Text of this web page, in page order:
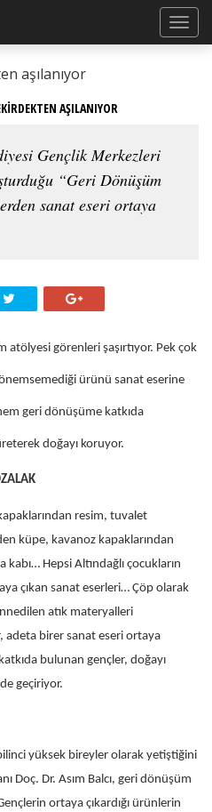
AŞILANIYOR
Gençlik Merkezleri
“Geri Dönüşüm
sanat eseri ortaya
atölyesi görenleri şaşırtıyor. Pek çok
ürünü sanat eserine
geri dönüşüme katkıda
doğayı koruyor.
resim, tuvalet
küpe, kavanoz kapaklarından
Hepsi Altındağlı çocukların
çıkan sanat eserleri… Çöp olarak
atık materyalleri
adeta birer sanat eseri ortaya
bulunan gençler, doğayı
geçiriyor.
yüksek bireyler olarak yetiştiğini
Doç. Dr. Asım Balcı, geri dönüşüm
ortaya çıkardığı ürünlerin